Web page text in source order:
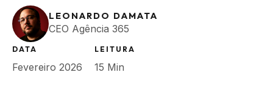
LEONARDO DAMATA
CEO Agência 365
DATA
Fevereiro 2026
LEITURA
15 Min